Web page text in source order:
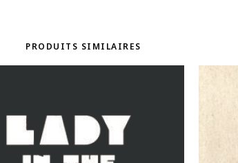
PRODUITS SIMILAIRES